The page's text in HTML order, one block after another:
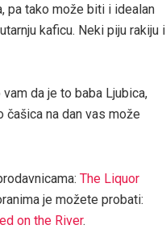
pa tako može biti i idealan
kaficu. Neki piju rakiju i
da je to baba Ljubica,
čašica na dan vas može
The Liquor
je možete probati:
on the River.